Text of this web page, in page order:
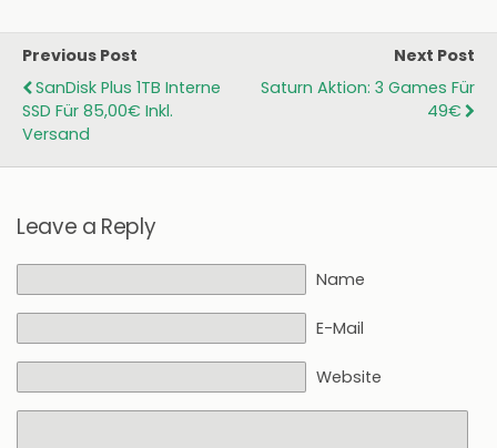
Previous Post
SanDisk Plus 1TB Interne
SSD Für 85,00€ Inkl.
Versand
Next Post
Saturn Aktion: 3 Games Für
49€
Leave a Reply
Name
E-Mail
Website